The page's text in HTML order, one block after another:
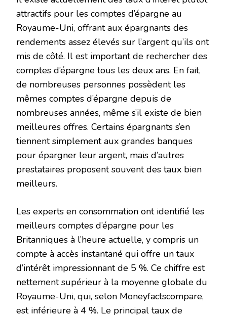
attractifs pour les comptes d’épargne au
Royaume-Uni, offrant aux épargnants des
rendements assez élevés sur l’argent qu’ils ont
mis de côté. Il est important de rechercher des
comptes d’épargne tous les deux ans. En fait,
de nombreuses personnes possèdent les
mêmes comptes d’épargne depuis de
nombreuses années, même s’il existe de bien
meilleures offres. Certains épargnants s’en
tiennent simplement aux grandes banques
pour épargner leur argent, mais d’autres
prestataires proposent souvent des taux bien
meilleurs.
Les experts en consommation ont identifié les
meilleurs comptes d’épargne pour les
Britanniques à l’heure actuelle, y compris un
compte à accès instantané qui offre un taux
d’intérêt impressionnant de 5 %. Ce chiffre est
nettement supérieur à la moyenne globale du
Royaume-Uni, qui, selon Moneyfactscompare,
est inférieure à 4 %. Le principal taux de